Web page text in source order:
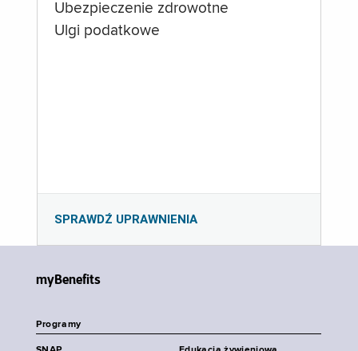
Ubezpieczenie zdrowotne
Ulgi podatkowe
SPRAWDŹ UPRAWNIENIA
myBenefits
Programy